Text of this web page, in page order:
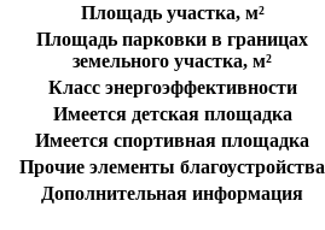
Площадь участка, м²
Площадь парковки в границах
земельного участка, м²
Класс энергоэффективности
Имеется детская площадка
Имеется спортивная площадка
Прочие элементы благоустройства
Дополнительная информация